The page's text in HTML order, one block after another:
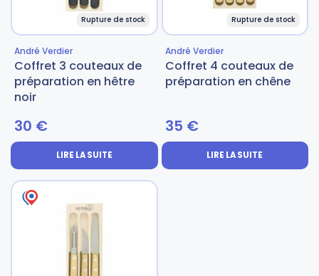
Rupture de stock
André Verdier
Coffret 3 couteaux de
préparation en hêtre
noir
30 €
LIRE LA SUITE
Rupture de stock
André Verdier
Coffret 4 couteaux de
préparation en chêne
35 €
LIRE LA SUITE